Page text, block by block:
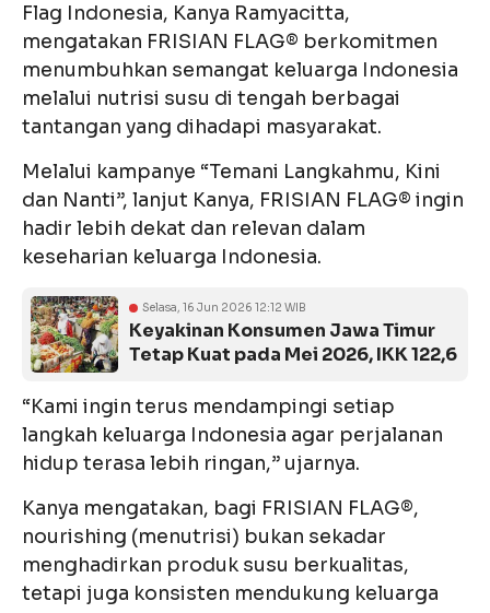
Flag Indonesia, Kanya Ramyacitta,
mengatakan FRISIAN FLAG® berkomitmen
menumbuhkan semangat keluarga Indonesia
melalui nutrisi susu di tengah berbagai
tantangan yang dihadapi masyarakat.
Melalui kampanye “Temani Langkahmu, Kini
dan Nanti”, lanjut Kanya, FRISIAN FLAG® ingin
hadir lebih dekat dan relevan dalam
keseharian keluarga Indonesia.
Selasa, 16 Jun 2026 12:12 WIB
Keyakinan Konsumen Jawa Timur
Tetap Kuat pada Mei 2026, IKK 122,6
“Kami ingin terus mendampingi setiap
langkah keluarga Indonesia agar perjalanan
hidup terasa lebih ringan,” ujarnya.
Kanya mengatakan, bagi FRISIAN FLAG®,
nourishing (menutrisi) bukan sekadar
menghadirkan produk susu berkualitas,
tetapi juga konsisten mendukung keluarga